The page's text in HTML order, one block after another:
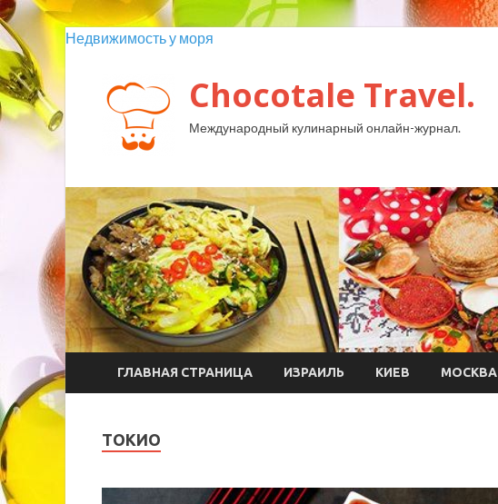
Недвижимость у моря
Chocotale Travel.
Международный кулинарный онлайн-журнал.
ГЛАВНАЯ СТРАНИЦА ИЗРАИЛЬ КИЕВ МОСКВА
ТОКИО